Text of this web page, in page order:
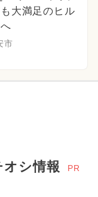
大満足のヒル
市
シ情報 PR